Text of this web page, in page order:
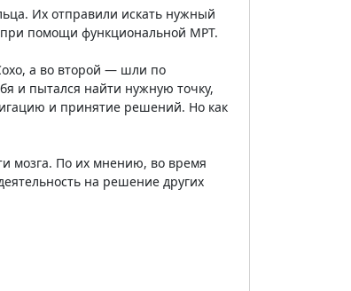
Их отправили искать нужный
при помощи функциональной МРТ.
а во второй — шли по
и пытался найти нужную точку,
и принятие решений. Но как
мозга. По их мнению, во время
на решение других